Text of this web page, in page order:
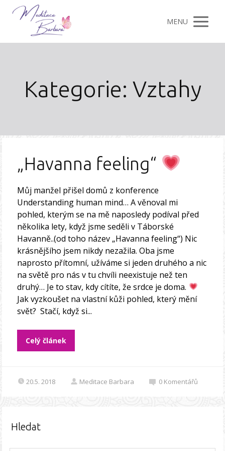
MENU
Kategorie: Vztahy
„Havanna feeling“
Můj manžel přišel domů z konference
Understanding human mind… A věnoval mi
pohled, kterým se na mě naposledy podíval před
několika lety, když jsme seděli v Táborské
Havanně..(od toho název „Havanna feeling“) Nic
krásnějšího jsem nikdy nezažila. Oba jsme
naprosto přítomní, užíváme si jeden druhého a nic
na světě pro nás v tu chvíli neexistuje než ten
druhý… Je to stav, kdy cítíte, že srdce je doma.
Jak vyzkoušet na vlastní kůži pohled, který mění
svět? Stačí, když si...
Celý článek
20.5. 2018 Meditace Barbara 0 Komentářů
Hledat